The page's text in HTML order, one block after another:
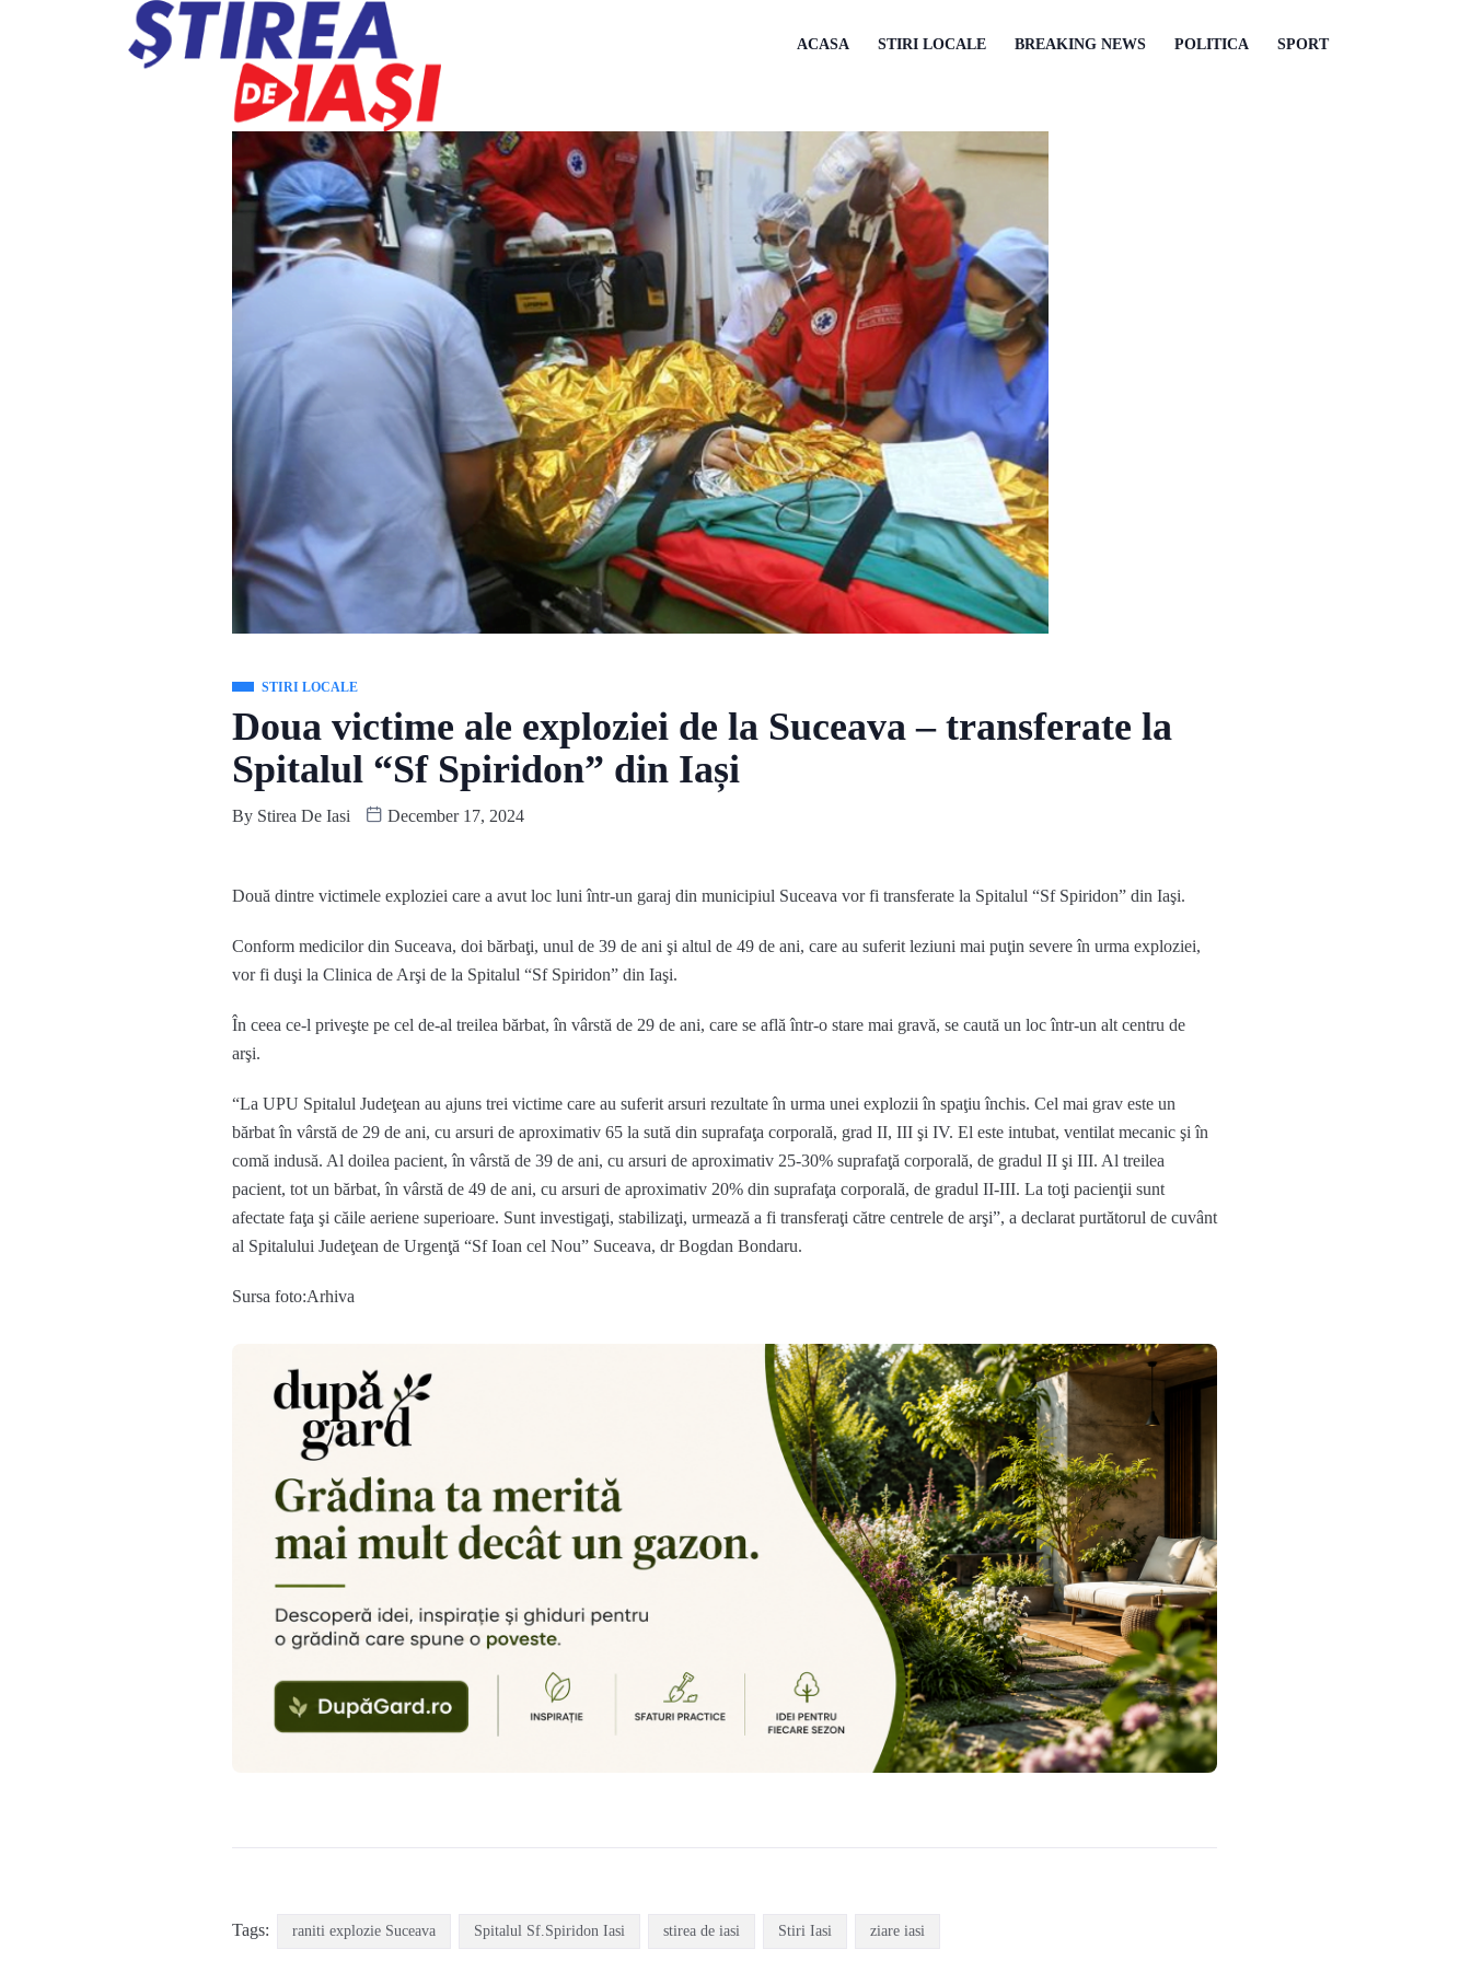
ACASA STIRI LOCALE BREAKING NEWS POLITICA SPORT
STIRI LOCALE
Doua victime ale exploziei de la Suceava – transferate la
Spitalul “Sf Spiridon” din Iași
By Stirea De Iasi December 17, 2024
Două dintre victimele exploziei care a avut loc luni într-un garaj din municipiul Suceava vor fi transferate la Spitalul “Sf Spiridon” din Iaşi.
Conform medicilor din Suceava, doi bărbaţi, unul de 39 de ani şi altul de 49 de ani, care au suferit leziuni mai puţin severe în urma exploziei,
vor fi duşi la Clinica de Arşi de la Spitalul “Sf Spiridon” din Iaşi.
În ceea ce-l priveşte pe cel de-al treilea bărbat, în vârstă de 29 de ani, care se află într-o stare mai gravă, se caută un loc într-un alt centru de
arşi.
“La UPU Spitalul Judeţean au ajuns trei victime care au suferit arsuri rezultate în urma unei explozii în spaţiu închis. Cel mai grav este un
bărbat în vârstă de 29 de ani, cu arsuri de aproximativ 65 la sută din suprafaţa corporală, grad II, III şi IV. El este intubat, ventilat mecanic şi în
comă indusă. Al doilea pacient, în vârstă de 39 de ani, cu arsuri de aproximativ 25-30% suprafaţă corporală, de gradul II şi III. Al treilea
pacient, tot un bărbat, în vârstă de 49 de ani, cu arsuri de aproximativ 20% din suprafaţa corporală, de gradul II-III. La toţi pacienţii sunt
afectate faţa şi căile aeriene superioare. Sunt investigaţi, stabilizaţi, urmează a fi transferaţi către centrele de arşi”, a declarat purtătorul de cuvânt
al Spitalului Judeţean de Urgenţă “Sf Ioan cel Nou” Suceava, dr Bogdan Bondaru.
Sursa foto:Arhiva
Tags: raniti explozie Suceava Spitalul Sf.Spiridon Iasi stirea de iasi Stiri Iasi ziare iasi